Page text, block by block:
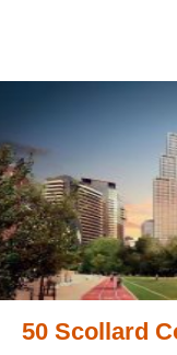
50 Scollard